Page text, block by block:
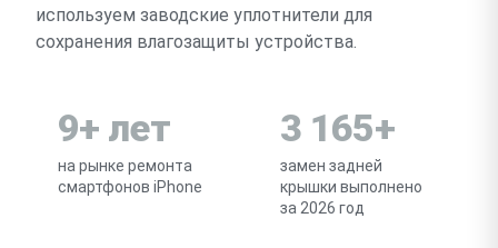
используем заводские уплотнители для
сохранения влагозащиты устройства.
9+ лет
на рынке ремонта
смартфонов iPhone
3 165+
замен задней
крышки выполнено
за 2026 год